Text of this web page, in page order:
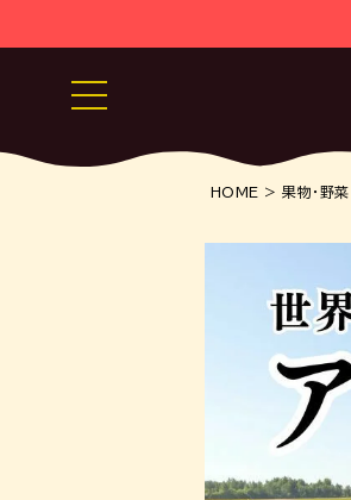
HOME 果物・野菜